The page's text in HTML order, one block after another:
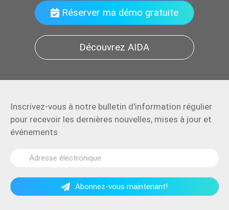
Réserver ma démo gratuite
Découvrez AIDA
Inscrivez-vous à notre bulletin d'information régulier
pour recevoir les dernières nouvelles, mises à jour et
événements
Abonnez-vous maintenant!